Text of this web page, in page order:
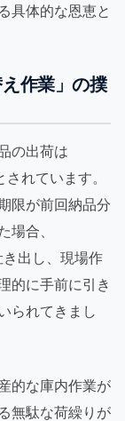
具体的な恩恵と
作業」の撲
の出荷は
れています。
限が前回納品分
場合、
出し、現場作
的に手前に引き
られてきまし
的な庫内作業が
無駄な荷繰りが